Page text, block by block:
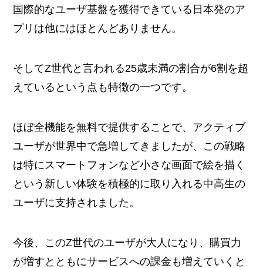
国際的なユーザ基盤を獲得できている日本発のア
プリは他にはほとんどありません。
そしてZ世代と言われる25歳未満の割合が6割を超
えているという点も特徴の一つです。
ほぼ全機能を無料で提供することで、アクティブ
ユーザが世界中で急増してきましたが、この戦略
は特にスマートフォンなど小さな画面で絵を描く
という新しい体験を積極的に取り入れる中高生の
ユーザに支持されました。
今後、このZ世代のユーザが大人になり、購買力
が増すとともにサービスへの課金も増えていくと